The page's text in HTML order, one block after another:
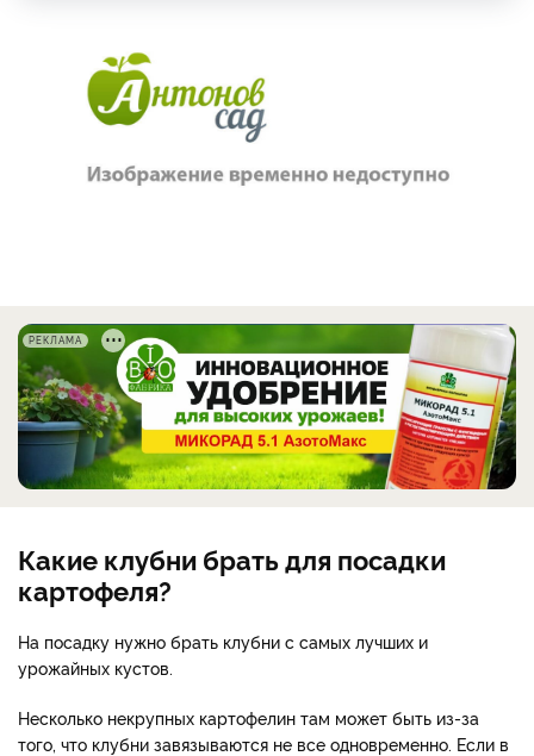
РЕКЛАМА
Какие клубни брать для посадки
картофеля?
На посадку нужно брать клубни с самых лучших и
урожайных кустов.
Несколько некрупных картофелин там может быть из-за
того, что клубни завязываются не все одновременно. Если в